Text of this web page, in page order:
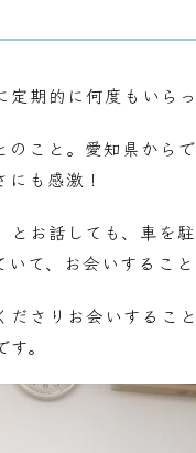
期的に何度もいら
こと。愛知県から
も感激！
お話しても、車を
て、お会いすること
さりお会いするこ
。